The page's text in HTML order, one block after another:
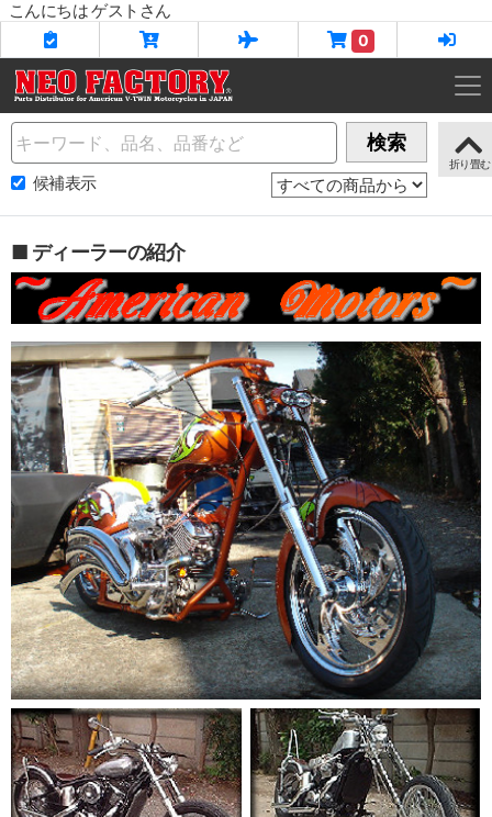
こんにちは ゲストさん
0
Name 検索
候補表示
■ ディーラーの紹介